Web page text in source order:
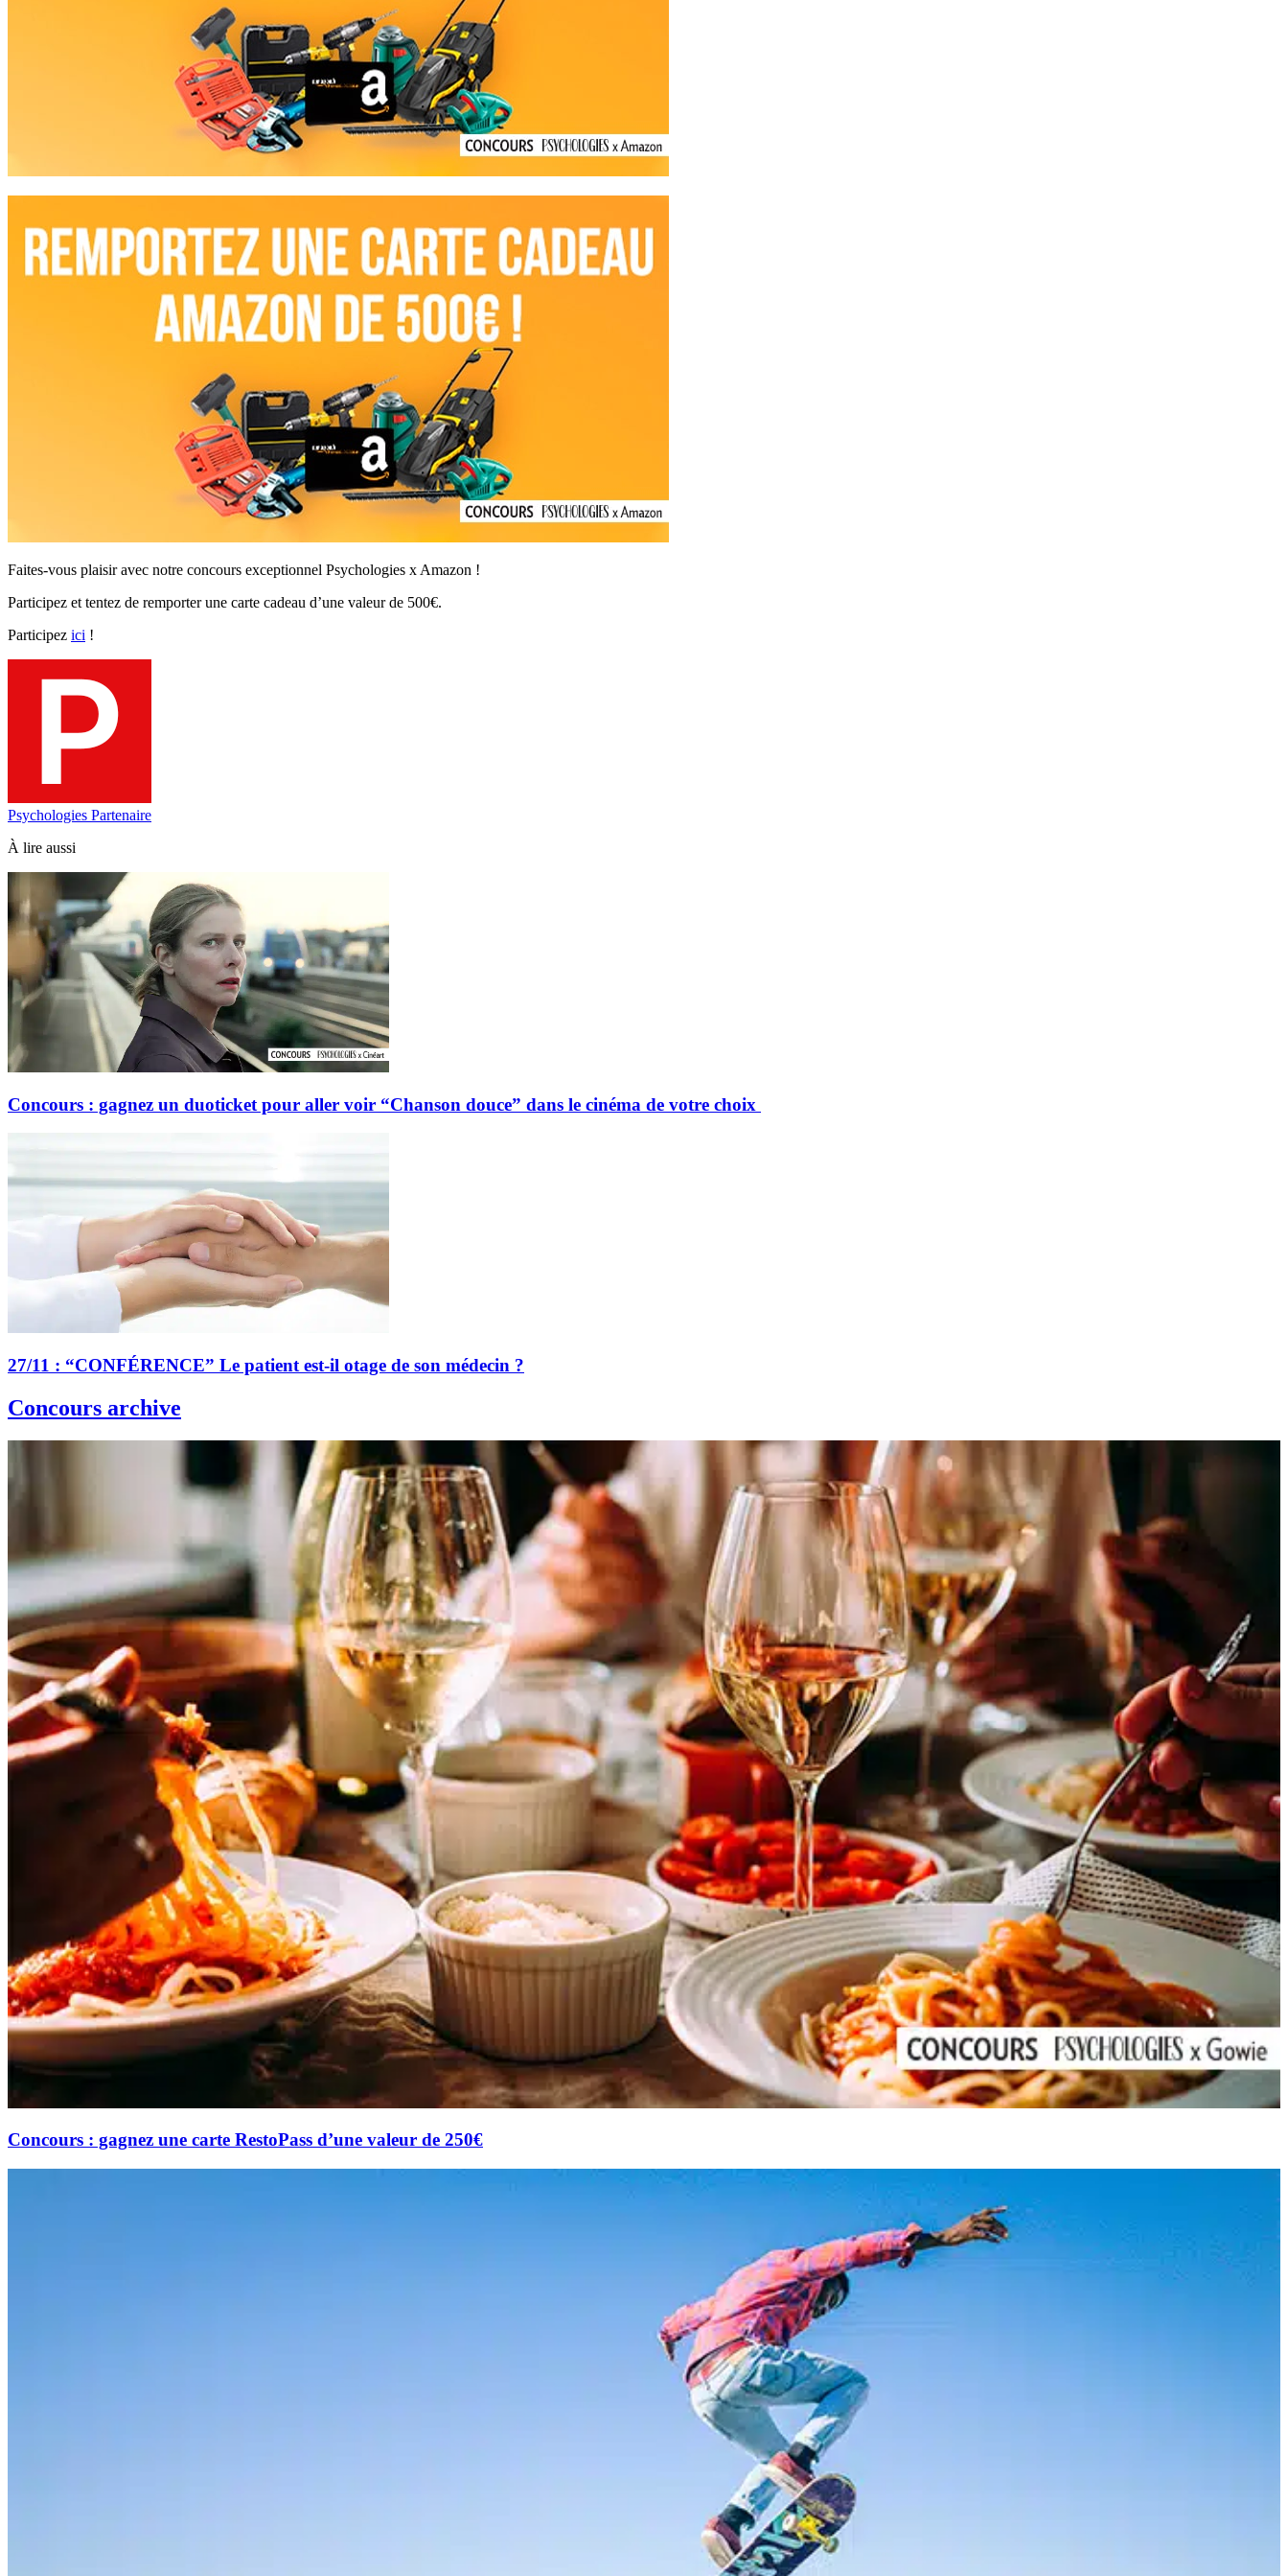
Faites-vous plaisir avec notre concours exceptionnel Psychologies x Amazon !
Participez et tentez de remporter une carte cadeau d’une valeur de 500€.
Participez ici !
Psychologies Partenaire
À lire aussi
Concours : gagnez un duoticket pour aller voir “Chanson douce” dans le cinéma de votre choix
27/11 : “CONFÉRENCE” Le patient est-il otage de son médecin ?
Concours archive
Concours : gagnez une carte RestoPass d’une valeur de 250€